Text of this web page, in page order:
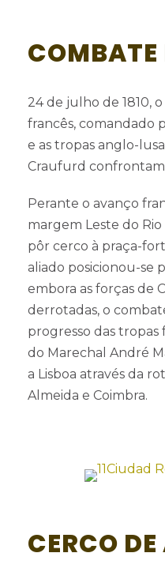
COMBATE
24 de julho de 1810,
francês, comandado
e as tropas anglo-
Craufurd
Perante o avanço
margem Leste do
pôr cerco à praça-
aliado posicionou-se
embora as forças de
derrotadas, o
progresso das tropas
do Marechal André
a Lisboa através da
Almeida e Coimbra.
CERCO